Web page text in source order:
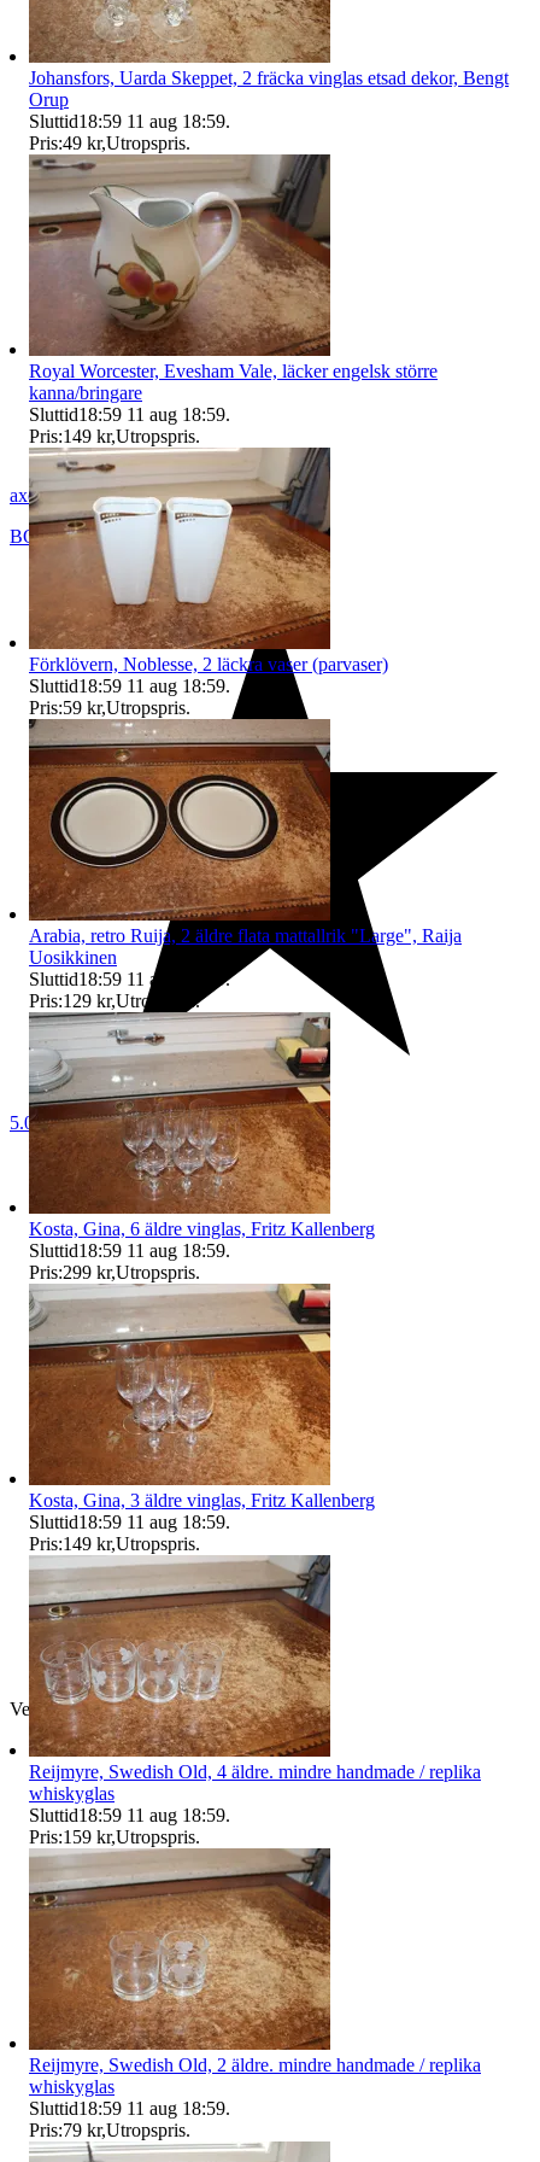
axel_42
BORÅS,Sverige
5.0
Verifierad
Johansfors, Uarda Skeppet, 2 fräcka vinglas etsad dekor, Bengt
Orup
Sluttid18:59 11 aug 18:59.
Pris:49 kr,Utropspris.
Royal Worcester, Evesham Vale, läcker engelsk större
kanna/bringare
Sluttid18:59 11 aug 18:59.
Pris:149 kr,Utropspris.
Förklövern, Noblesse, 2 läckra vaser (parvaser)
Sluttid18:59 11 aug 18:59.
Pris:59 kr,Utropspris.
Arabia, retro Ruija, 2 äldre flata mattallrik "Large", Raija
Uosikkinen
Sluttid18:59 11 aug 18:59.
Pris:129 kr,Utropspris .
Kosta, Gina, 6 äldre vinglas, Fritz Kallenberg
Sluttid18:59 11 aug 18:59.
Pris:299 kr,Utropspris.
Kosta, Gina, 3 äldre vinglas, Fritz Kallenberg
Sluttid18:59 11 aug 18:59.
Pris:149 kr,Utropspris.
Reijmyre, Swedish Old, 4 äldre. mindre handmade / replika
whiskyglas
Sluttid18:59 11 aug 18:59.
Pris:159 kr,Utropspris.
Reijmyre, Swedish Old, 2 äldre. mindre handmade / replika
whiskyglas
Sluttid18:59 11 aug 18:59.
Pris:79 kr,Utropspris.